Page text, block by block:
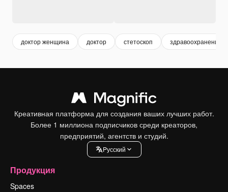
доктор женщина доктор стетоскоп здравоохранение
Креативная платформа для создания ваших лучших работ.
Более 1 миллиона подписчиков среди креаторов,
предприятий, агентств и студий.
Pусский
Продукция
Spaces